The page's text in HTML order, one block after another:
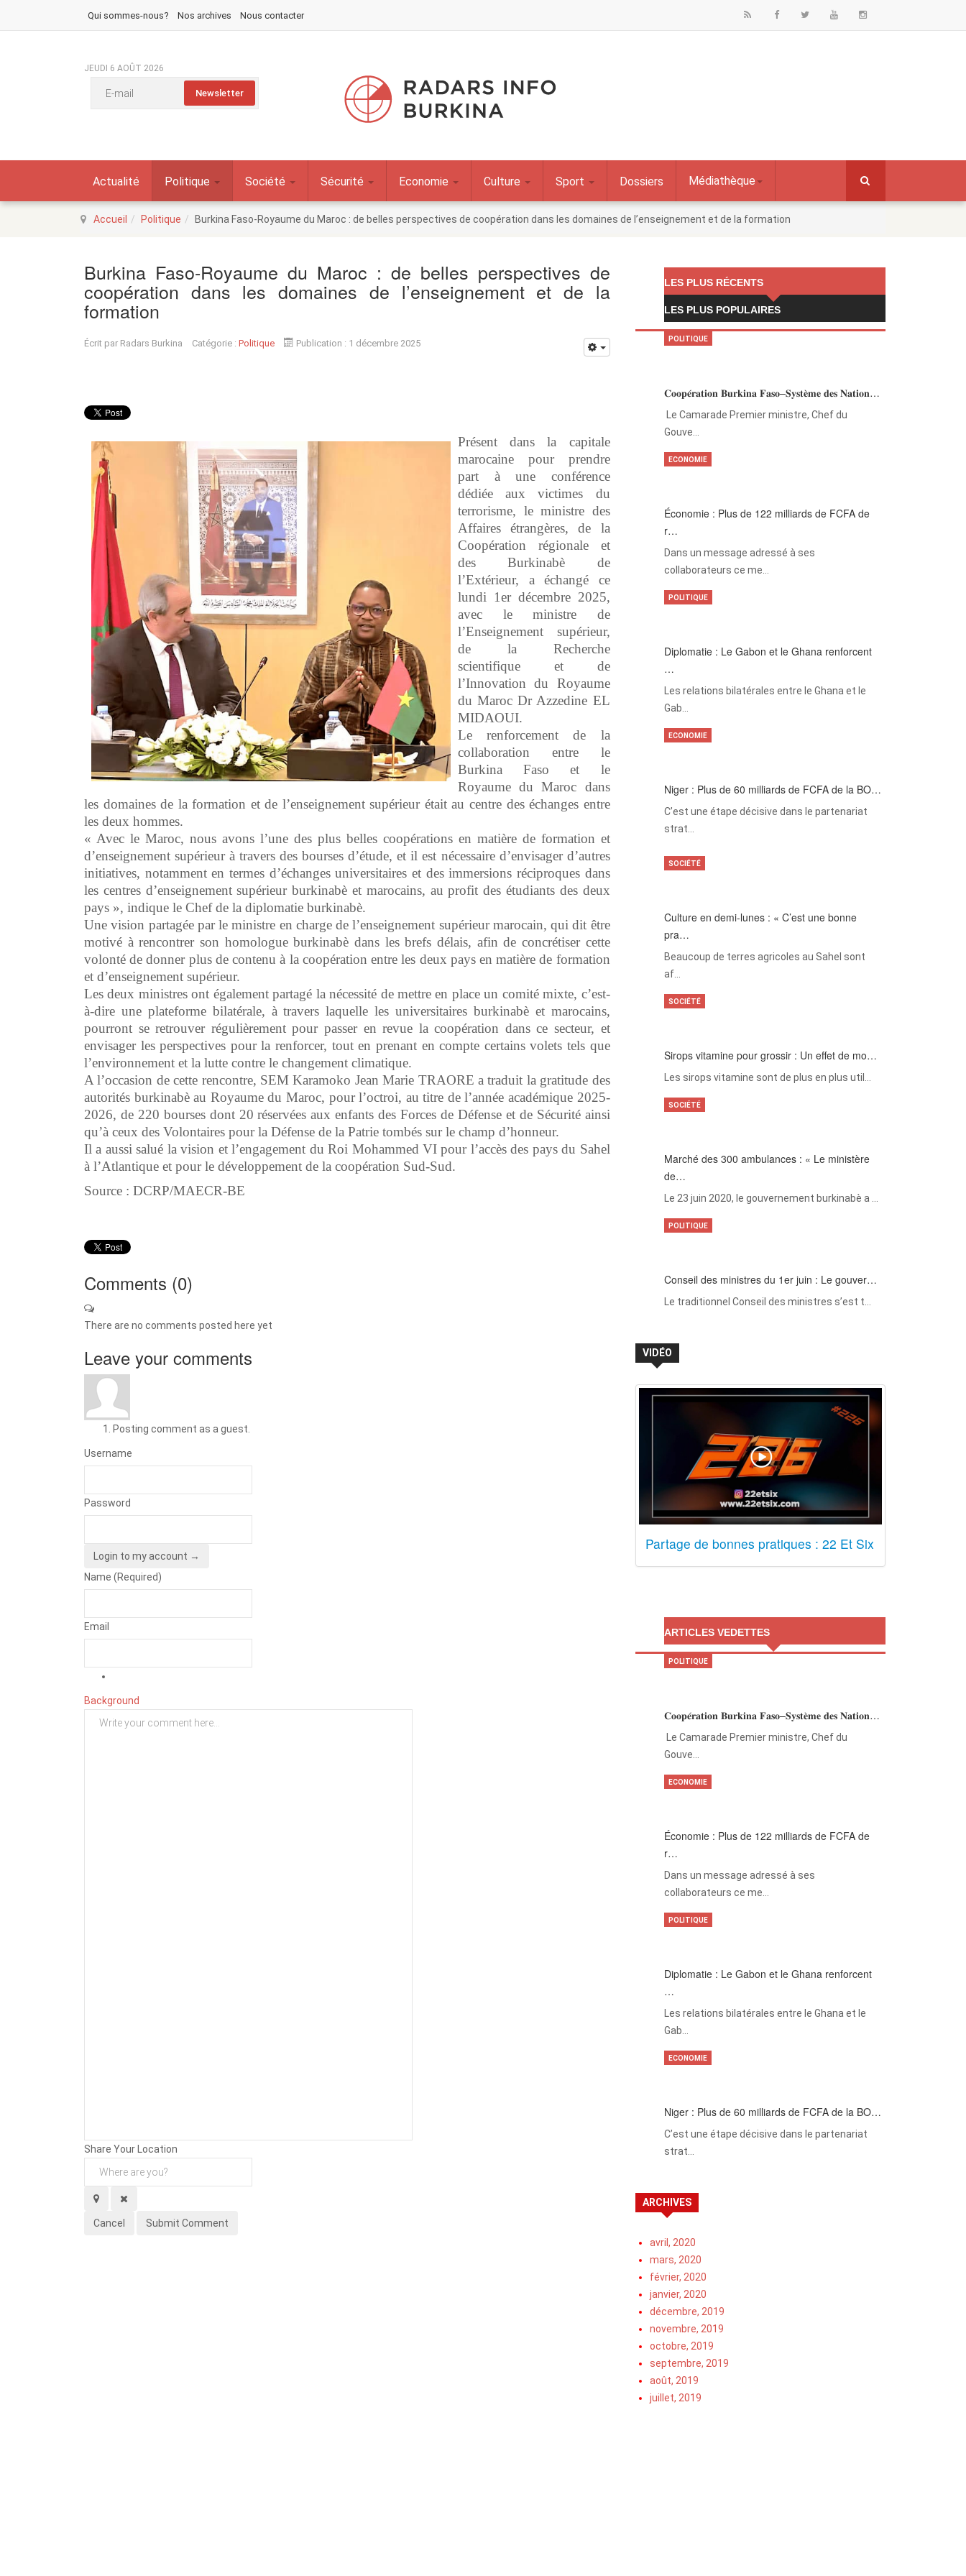
Qui sommes-nous? Nos archives Nous contacter
JEUDI 6 AOÛT 2026
Actualité Politique Société Sécurité Economie Culture Sport Dossiers Médiathèque
Accueil Politique Burkina Faso-Royaume du Maroc : de belles perspectives de coopération dans les domaines de l’enseignement et de la formation
Burkina Faso-Royaume du Maroc : de belles perspectives de
coopération dans les domaines de l’enseignement et de la
formation
Écrit par Radars Burkina Catégorie : Politique Publication : 1 décembre 2025
Présent dans la capitale
marocaine pour prendre
part à une conférence
dédiée aux victimes du
terrorisme, le ministre des
Affaires étrangères, de la
Coopération régionale et
des Burkinabè de
l’Extérieur, a échangé ce
lundi 1er décembre 2025,
avec le ministre de
l’Enseignement supérieur,
de la Recherche
scientifique et de
l’Innovation du Royaume
du Maroc Dr Azzedine EL
MIDAOUI.
Le renforcement de la
collaboration entre le
Burkina Faso et le
Royaume du Maroc dans
les domaines de la formation et de l’enseignement supérieur était au centre des échanges entre
les deux hommes.
« Avec le Maroc, nous avons l’une des plus belles coopérations en matière de formation et
d’enseignement supérieur à travers des bourses d’étude, et il est nécessaire d’envisager d’autres
initiatives, notamment en termes d’échanges universitaires et des immersions réciproques dans
les centres d’enseignement supérieur burkinabè et marocains, au profit des étudiants des deux
pays », indique le Chef de la diplomatie burkinabè.
Une vision partagée par le ministre en charge de l’enseignement supérieur marocain, qui dit être
motivé à rencontrer son homologue burkinabè dans les brefs délais, afin de concrétiser cette
volonté de donner plus de contenu à la coopération entre les deux pays en matière de formation
et d’enseignement supérieur.
Les deux ministres ont également partagé la nécessité de mettre en place un comité mixte, c’est-
à-dire une plateforme bilatérale, à travers laquelle les universitaires burkinabè et marocains,
pourront se retrouver régulièrement pour passer en revue la coopération dans ce secteur, et
envisager les perspectives pour la renforcer, tout en prenant en compte certains volets tels que
l’environnement et la lutte contre le changement climatique.
A l’occasion de cette rencontre, SEM Karamoko Jean Marie TRAORE a traduit la gratitude des
autorités burkinabè au Royaume du Maroc, pour l’octroi, au titre de l’année académique 2025-
2026, de 220 bourses dont 20 réservées aux enfants des Forces de Défense et de Sécurité ainsi
qu’à ceux des Volontaires pour la Défense de la Patrie tombés sur le champ d’honneur.
Il a aussi salué la vision et l’engagement du Roi Mohammed VI pour l’accès des pays du Sahel
à l’Atlantique et pour le développement de la coopération Sud-Sud.
Source : DCRP/MAECR-BE
Comments (0)
There are no comments posted here yet
Leave your comments
Posting comment as a guest.
Username
Password
Login to my account →
Name (Required)
Email
Background
Share Your Location
Cancel Submit Comment
LES PLUS RÉCENTS
LES PLUS POPULAIRES
𝐂𝐨𝐨𝐩𝐞́𝐫𝐚𝐭𝐢𝐨𝐧 𝐁𝐮𝐫𝐤𝐢𝐧𝐚 𝐅𝐚𝐬𝐨–𝐒𝐲𝐬𝐭𝐞̀𝐦𝐞 𝐝𝐞𝐬 𝐍𝐚𝐭𝐢𝐨𝐧…
‎Le Camarade Premier ministre, Chef du
Gouve…
POLITIQUE
Économie : Plus de 122 milliards de FCFA de
r…
Dans un message adressé à ses
collaborateurs ce me…
ECONOMIE
Diplomatie : Le Gabon et le Ghana renforcent
…
Les relations bilatérales entre le Ghana et le
Gab…
POLITIQUE
Niger : Plus de 60 milliards de FCFA de la BO…
C’est une étape décisive dans le partenariat
strat…
ECONOMIE
Culture en demi-lunes : « C’est une bonne
pra…
Beaucoup de terres agricoles au Sahel sont
af…
SOCIÉTÉ
Sirops vitamine pour grossir : Un effet de mo…
Les sirops vitamine sont de plus en plus util…
SOCIÉTÉ
Marché des 300 ambulances : « Le ministère
de…
Le 23 juin 2020, le gouvernement burkinabè a …
SOCIÉTÉ
Conseil des ministres du 1er juin : Le gouver…
Le traditionnel Conseil des ministres s’est t…
POLITIQUE
VIDÉO
Partage de bonnes pratiques : 22 Et Six
ARTICLES VEDETTES
𝐂𝐨𝐨𝐩𝐞́𝐫𝐚𝐭𝐢𝐨𝐧 𝐁𝐮𝐫𝐤𝐢𝐧𝐚 𝐅𝐚𝐬𝐨–𝐒𝐲𝐬𝐭𝐞̀𝐦𝐞 𝐝𝐞𝐬 𝐍𝐚𝐭𝐢𝐨𝐧…
‎Le Camarade Premier ministre, Chef du
Gouve…
POLITIQUE
Économie : Plus de 122 milliards de FCFA de
r…
Dans un message adressé à ses
collaborateurs ce me…
ECONOMIE
Diplomatie : Le Gabon et le Ghana renforcent
…
Les relations bilatérales entre le Ghana et le
Gab…
POLITIQUE
Niger : Plus de 60 milliards de FCFA de la BO…
C’est une étape décisive dans le partenariat
strat…
ECONOMIE
ARCHIVES
avril, 2020
mars, 2020
février, 2020
janvier, 2020
décembre, 2019
novembre, 2019
octobre, 2019
septembre, 2019
août, 2019
juillet, 2019